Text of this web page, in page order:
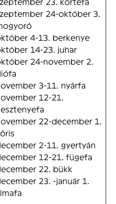
24-október 3.
4-13. berkenye
14-23. juhar
24-november 2.
3-11. nyárfa
12-21.
22-december 1.
2-11. gyertyán
12-21. fügefa
22. bükk
23. -január 1.